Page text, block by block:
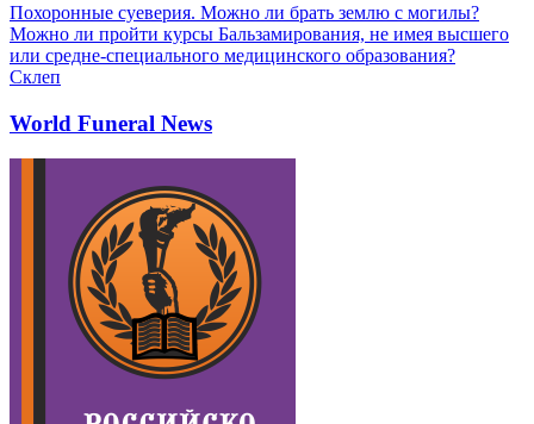
Похоронные суеверия. Можно ли брать землю с могилы?
Можно ли пройти курсы Бальзамирования, не имея высшего
или средне-специального медицинского образования?
Склеп
World Funeral News